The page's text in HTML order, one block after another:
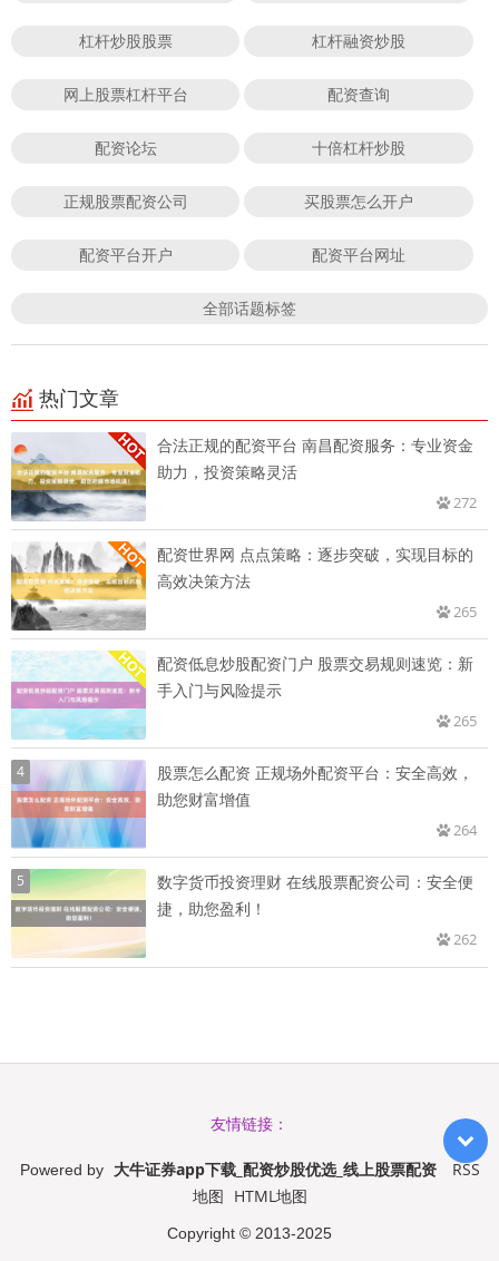
杠杆炒股股票 杠杆融资炒股
网上股票杠杆平台 配资查询
配资论坛 十倍杠杆炒股
正规股票配资公司 买股票怎么开户
配资平台开户 配资平台网址
全部话题标签
热门文章
合法正规的配资平台 南昌配资服务：专业资金
助力，投资策略灵活
272
配资世界网 点点策略：逐步突破，实现目标的
高效决策方法
265
配资低息炒股配资门户 股票交易规则速览：新
手入门与风险提示
265
4
股票怎么配资 正规场外配资平台：安全高效，
助您财富增值
264
5
数字货币投资理财 在线股票配资公司：安全便
捷，助您盈利！
262
友情链接：
Powered by 大牛证券app下载_配资炒股优选_线上股票配资
RSS
地图 HTML地图
Copyright © 2013-2025